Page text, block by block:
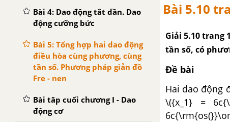
Bài 4: Dao động tắt dần. Dao
động cưỡng bức
Bài 5: Tổng hợp hai dao động
điều hòa cùng phương, cùng
tần số. Phương pháp giản đồ
Fre - nen
Bài tâp cuối chương I - Dao
động cơ
Bài 5.10
Giải 5.10 trang
tần số, có
Đề bài
Hai dao động
\({x_1} =